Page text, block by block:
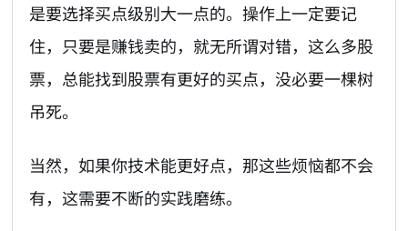
是要选择买点级别大一点的。操作上一定要记
住，只要是赚钱卖的，就无所谓对错，这么多股
票，总能找到股票有更好的买点，没必要一棵树
吊死。
当然，如果你技术能更好点，那这些烦恼都不会
有，这需要不断的实践磨练。